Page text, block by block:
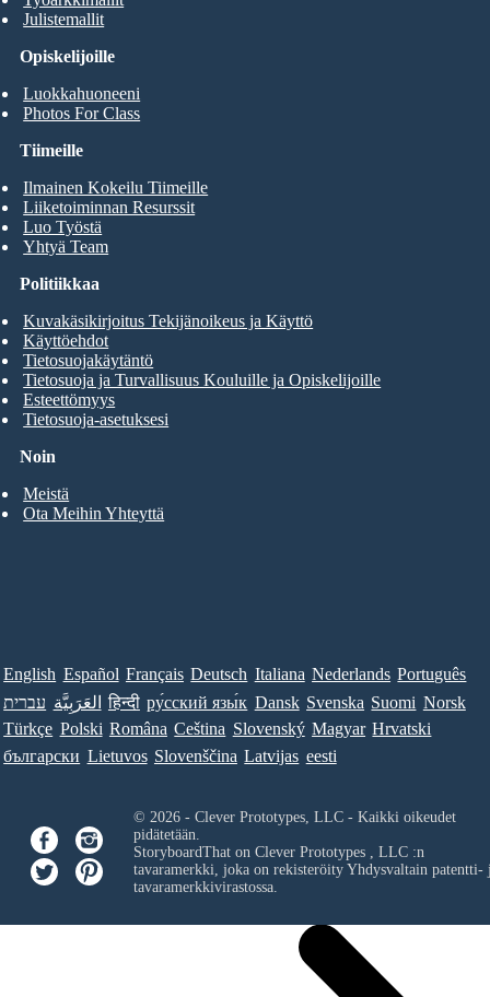
Opiskelijoille
Luokkahuoneeni
Photos For Class
Julistemallit
Tiimeille
Ilmainen Kokeilu Tiimeille
Liiketoiminnan Resurssit
Luo Työstä
Yhtyä Team
Noin
Meistä
Ota Meihin Yhteyttä
Politiikkaa
Kuvakäsikirjoitus Tekijänoikeus ja Käyttö
Käyttöehdot
Tietosuojakäytäntö
Tietosuoja ja Turvallisuus Kouluille ja Opiskelijoille
Esteettömyys
Tietosuoja-asetuksesi
English Español Français Deutsch Italiana Nederlands Português
עברית العَرَبِيَّة हिन्दी ру́сский язы́к Dansk Svenska Suomi Norsk
Türkçe Polski Româna Ceština Slovenský Magyar Hrvatski
български Lietuvos Slovenščina Latvijas eesti
© 2026 - Clever Prototypes, LLC - Kaikki oikeudet
pidätetään.
StoryboardThat on Clever Prototypes , LLC:n
tavaramerkki, joka on rekisteröity Yhdysvaltain patentti-
tavaramerkkivirastossa.